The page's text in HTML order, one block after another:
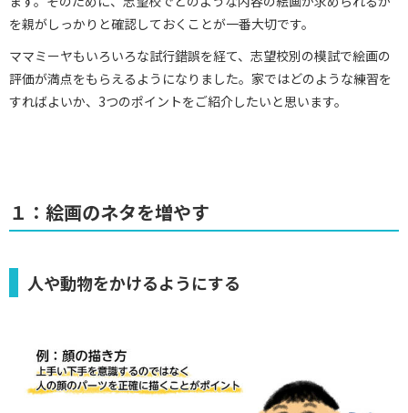
を親がしっかりと確認しておくことが一番大切です。
ママミーヤもいろいろな試行錯誤を経て、志望校別の模試で絵画の
評価が満点をもらえるようになりました。家ではどのような練習を
すればよいか、3つのポイントをご紹介したいと思います。
１：絵画のネタを増やす
人や動物をかけるようにする